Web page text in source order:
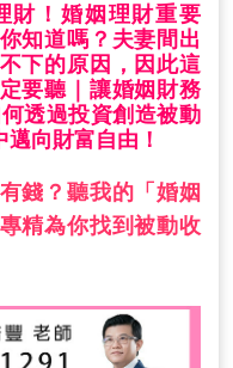
財！婚姻理財重要
知道嗎？夫妻間出
下的原因，因此這
要聽｜讓婚姻財務
透過投資創造被動
向財富自由！
錢？聽我的「婚姻
精為你找到被動收